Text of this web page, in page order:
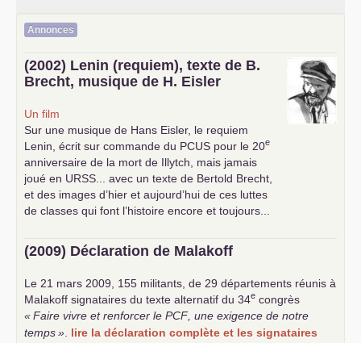
Annonces
(2002) Lenin (requiem), texte de B.
Brecht, musique de H. Eisler
Un film
Sur une musique de Hans Eisler, le requiem
Lenin, écrit sur commande du PCUS pour le 20e
anniversaire de la mort de Illytch, mais jamais
joué en URSS ... avec un texte de Bertold Brecht,
et des images d’hier et aujourd’hui de ces luttes
de classes qui font l’histoire encore et toujours...
(2009) Déclaration de Malakoff
Le 21 mars 2009, 155 militants, de 29 départements réunis à
Malakoff signataires du texte alternatif du 34e congrès
«Faire vivre et renforcer le PCF , une exigence de notre
temps» lire la déclaration complète et les signataires